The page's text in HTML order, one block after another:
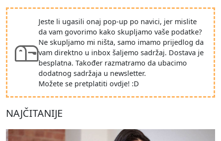
Jeste li ugasili onaj pop-up po navici, jer mislite
da vam govorimo kako skupljamo vaše podatke?
Ne skupljamo mi ništa, samo imamo prijedlog da
vam direktno u inbox šaljemo sadržaj. Dostava je
besplatna. Također razmatramo da ubacimo
dodatnog sadržaja u newsletter.
Možete se pretplatiti ovdje! :D
NAJČITANIJE